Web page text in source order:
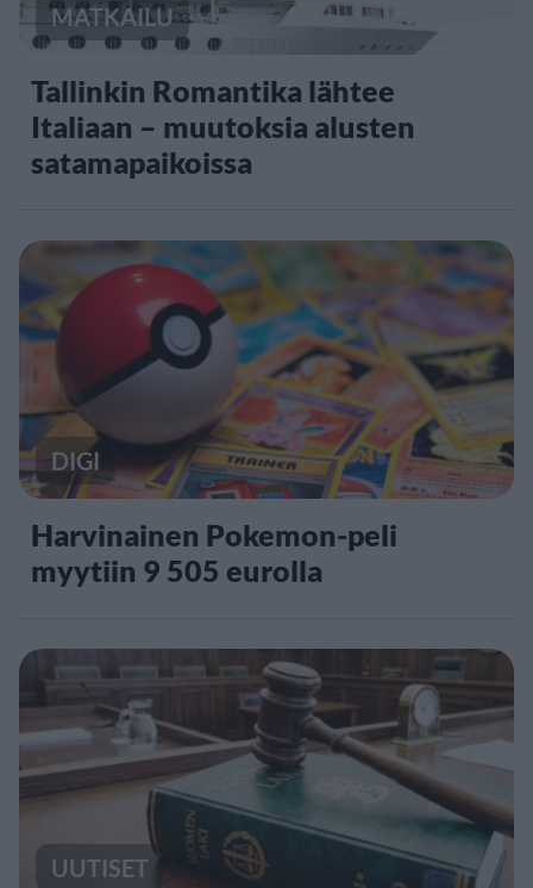
MATKAILU
Tallinkin Romantika lähtee
Italiaan – muutoksia alusten
satamapaikoissa
DIGI
Harvinainen Pokemon-peli
myytiin 9 505 eurolla
UUTISET